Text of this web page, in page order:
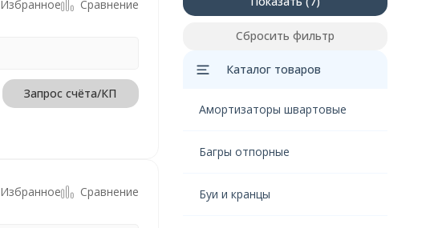
Избранное Сравнение
Запрос счёта/КП
Избранное Сравнение
Сбросить фильтр
Каталог товаров
Амортизаторы швартовые
Багры отпорные
Буи и кранцы